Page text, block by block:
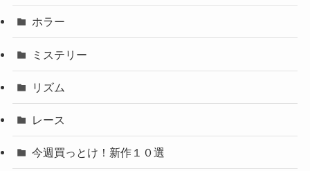
ホラー
ミステリー
リズム
レース
今週買っとけ！新作１０選